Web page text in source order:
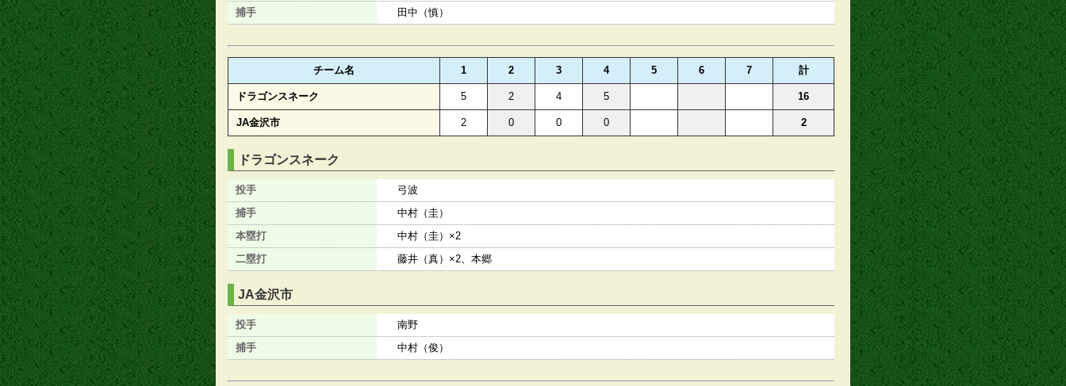
捕手
田中（慎）
チーム名 1 2 3 4 5 6 7 計
ドラゴンスネーク 5 2 4 5 16
JA金沢市 2 0 0 0 2
ドラゴンスネーク
投手
弓波
捕手
中村（圭）
本塁打
中村（圭）×2
二塁打
藤井（真）×2、本郷
JA金沢市
投手
南野
捕手
中村（俊）